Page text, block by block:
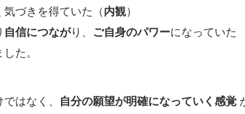
気づきを得ていた（内観）
自信につながり、 ご自身のパワーになっていた
た。
はなく、 自分の願望が明確になっていく感覚